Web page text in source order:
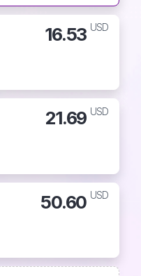
16.53 USD
21.69 USD
50.60 USD